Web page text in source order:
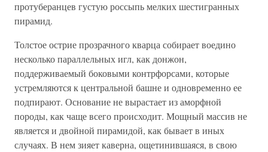
протуберанцев густую россыпь мелких шестигранных
пирамид.
Толстое острие прозрачного кварца собирает воедино
несколько параллельных игл, как донжон,
поддерживаемый боковыми контрфорсами, которые
устремляются к центральной башне и одновременно ее
подпирают. Основание не вырастает из аморфной
породы, как чаще всего происходит. Мощный массив не
является и двойной пирамидой, как бывает в иных
случаях. В нем зияет каверна, ощетинившаяся, в свою